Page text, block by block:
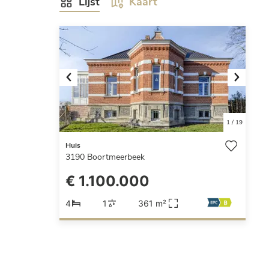
Previous Next
1/ 19
Huis
3190 Boortmeerbeek
€ 1.100.000
4 1 361 m²